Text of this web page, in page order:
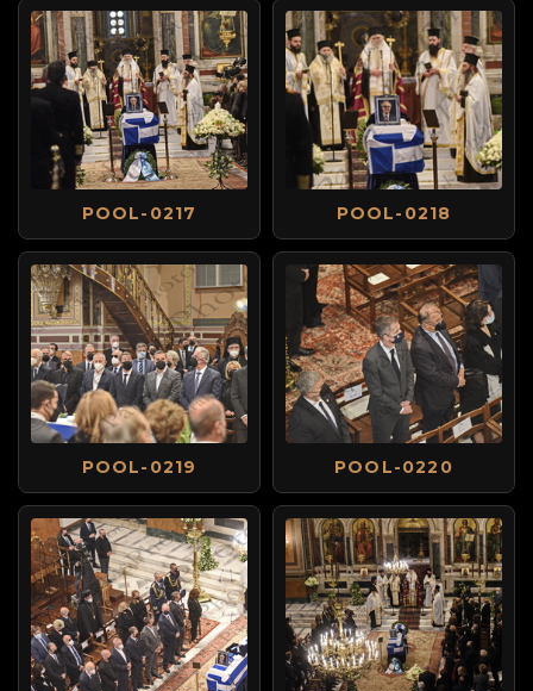
POOL-0217 POOL-0218
POOL-0219 POOL-0220